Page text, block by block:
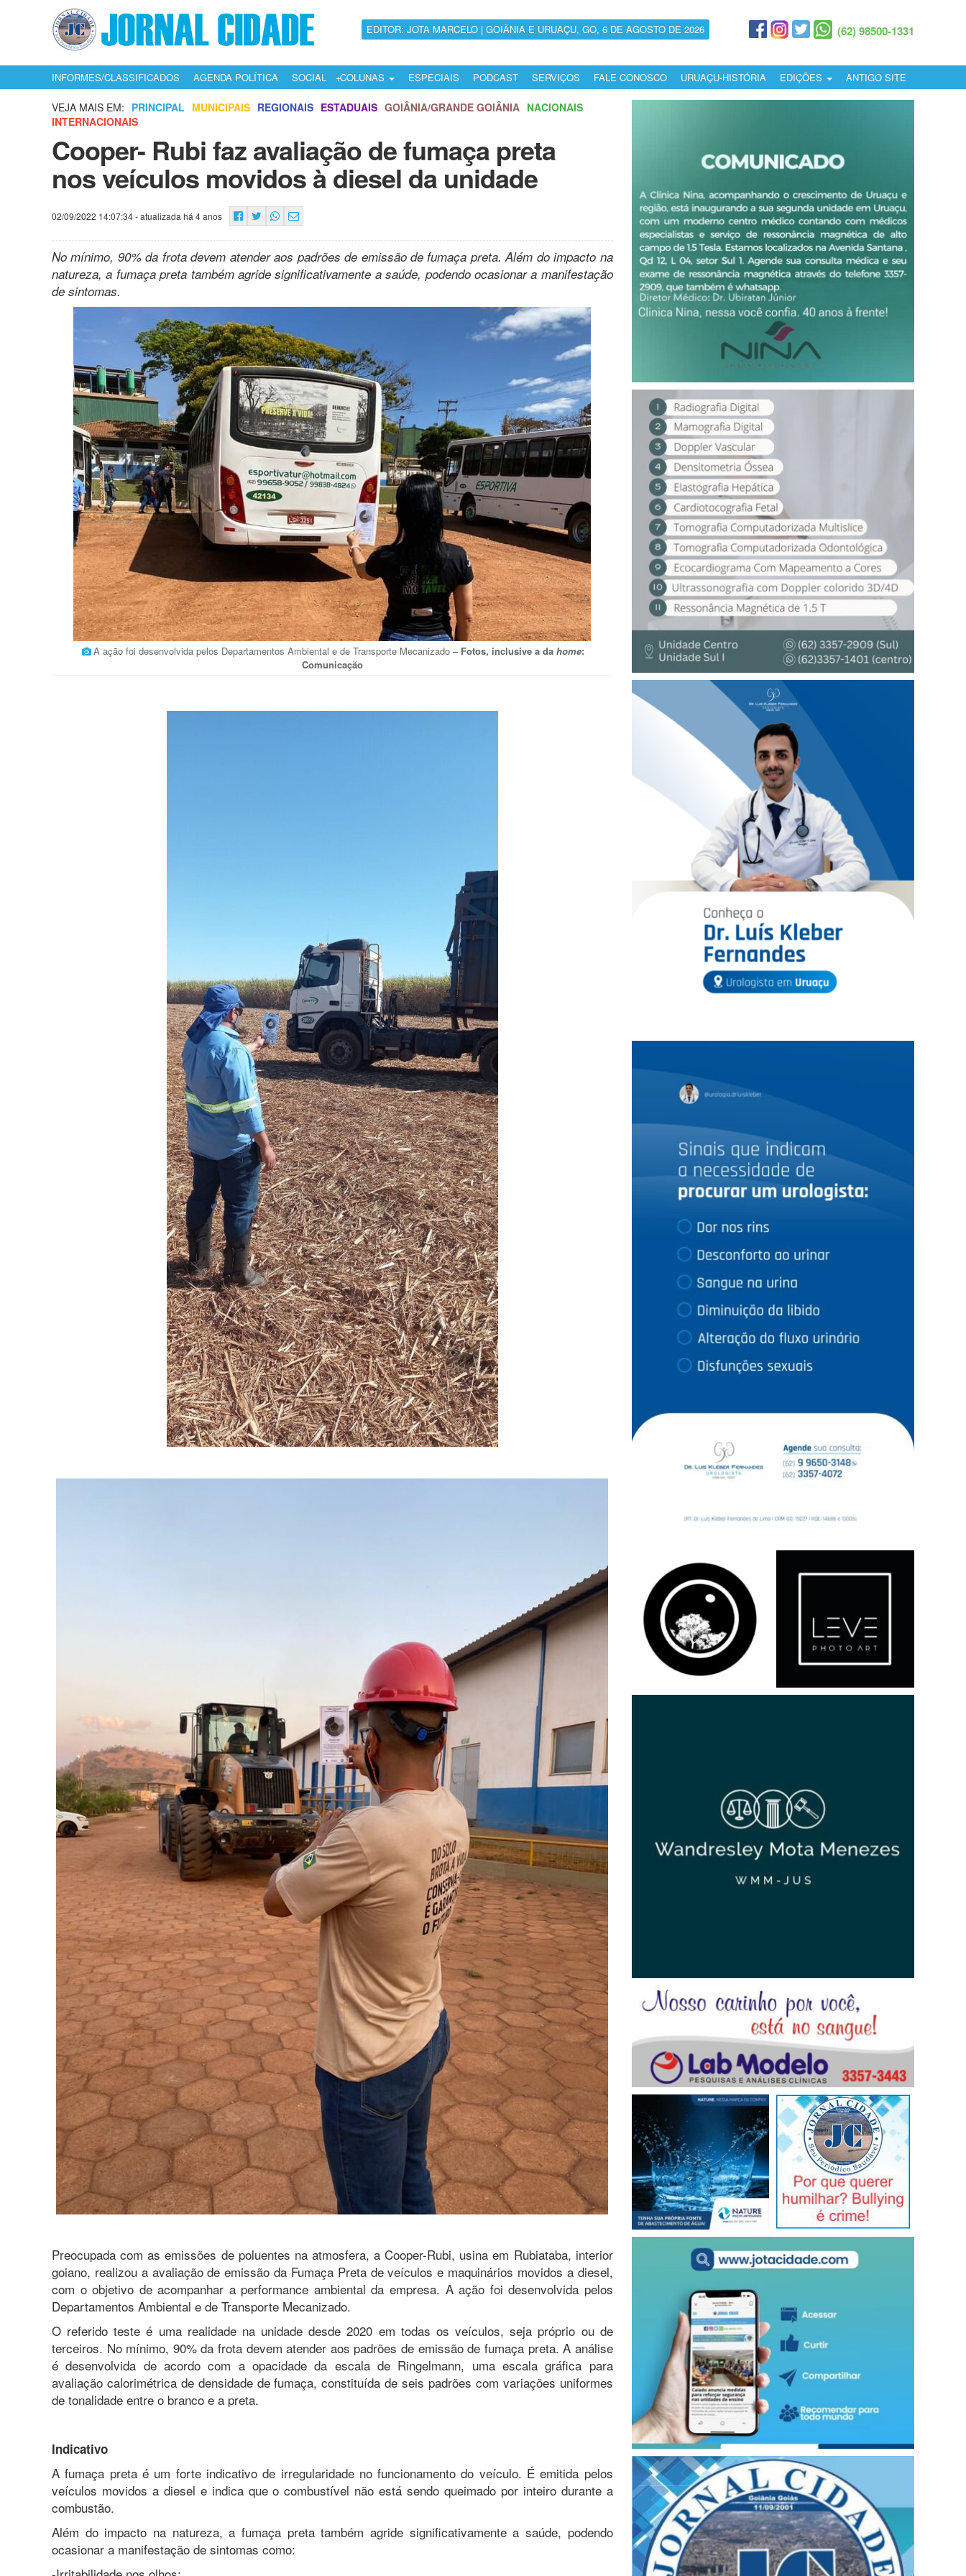
EDITOR: JOTA MARCELO | GOIÂNIA E URUAÇU, GO, 6 DE AGOSTO DE 2026 (62) 98500-1331
INFORMES/CLASSIFICADOS AGENDA POLÍTICA SOCIAL COLUNAS ESPECIAIS PODCAST SERVIÇOS FALE CONOSCO URUAÇU-HISTÓRIA EDIÇÕES ANTIGO SITE
VEJA MAIS EM: PRINCIPAL MUNICIPAIS REGIONAIS ESTADUAIS GOIÂNIA/GRANDE GOIÂNIA NACIONAIS
INTERNACIONAIS
Cooper- Rubi faz avaliação de fumaça preta
nos veículos movidos à diesel da unidade
02/09/2022 14:07:34- atualizada há 4 anos
No mínimo, 90% da frota devem atender aos padrões de emissão de fumaça preta. Além do impacto na
natureza, a fumaça preta também agride significativamente a saúde, podendo ocasionar a manifestação
de sintomas.
A ação foi desenvolvida pelos Departamentos Ambiental e de Transporte Mecanizado– Fotos, inclusive a dahome:
Comunicação
Preocupada com as emissões de poluentes na atmosfera, a Cooper-Rubi, usina em Rubiataba, interior
goiano, realizou a avaliação de emissão da Fumaça Preta de veículos e maquinários movidos a diesel,
com o objetivo de acompanhar a performance ambiental da empresa. A ação foi desenvolvida pelos
Departamentos Ambiental e de Transporte Mecanizado.
O referido teste é uma realidade na unidade desde 2020 em todas os veículos, seja próprio ou de
terceiros. No mínimo, 90% da frota devem atender aos padrões de emissão de fumaça preta. A análise
é desenvolvida de acordo com a opacidade da escala de Ringelmann, uma escala gráfica para
avaliação calorimétrica de densidade de fumaça, constituída de seis padrões com variações uniformes
de tonalidade entre o branco e a preta.
Indicativo
A fumaça preta é um forte indicativo de irregularidade no funcionamento do veículo. É emitida pelos
veículos movidos a diesel e indica que o combustível não está sendo queimado por inteiro durante a
combustão.
Além do impacto na natureza, a fumaça preta também agride significativamente a saúde, podendo
ocasionar a manifestação de sintomas como: